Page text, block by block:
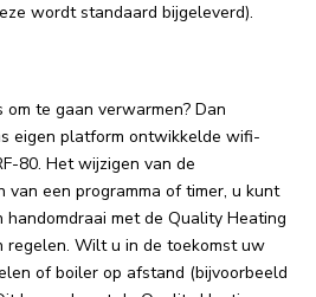
wordt standaard bijgeleverd).
te gaan verwarmen? Dan
eigen platform ontwikkelde wifi-
80. Het wijzigen van de
een programma of timer, u kunt
met de Quality Heating
Wilt u in de toekomst uw
of boiler op afstand (bijvoorbeeld